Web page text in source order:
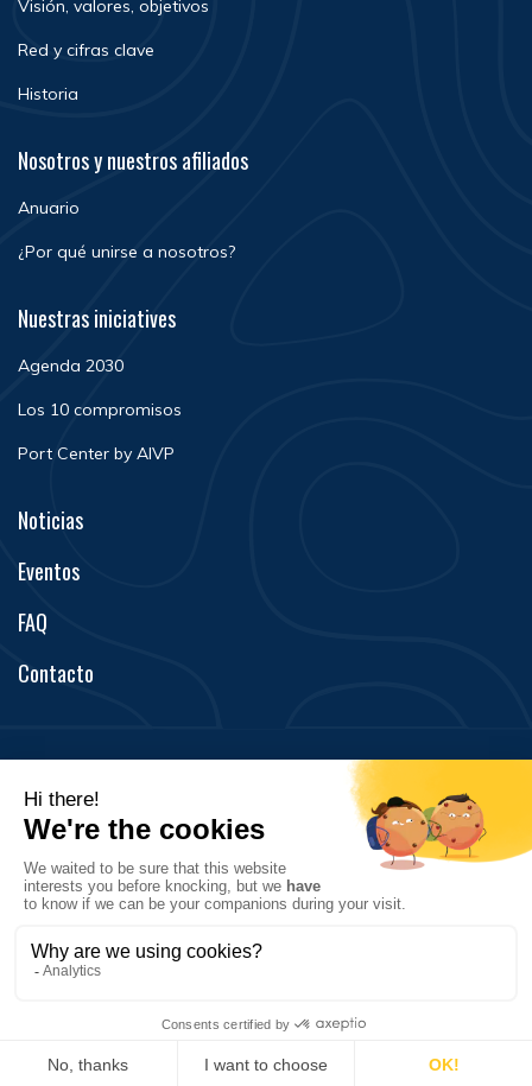
Visión, valores, objetivos
Red y cifras clave
Historia
Nosotros y nuestros afiliados
Anuario
¿Por qué unirse a nosotros?
Nuestras iniciatives
Agenda 2030
Los 10 compromisos
Port Center by AIVP
Noticias
Eventos
FAQ
Contacto
© Copyright 2020